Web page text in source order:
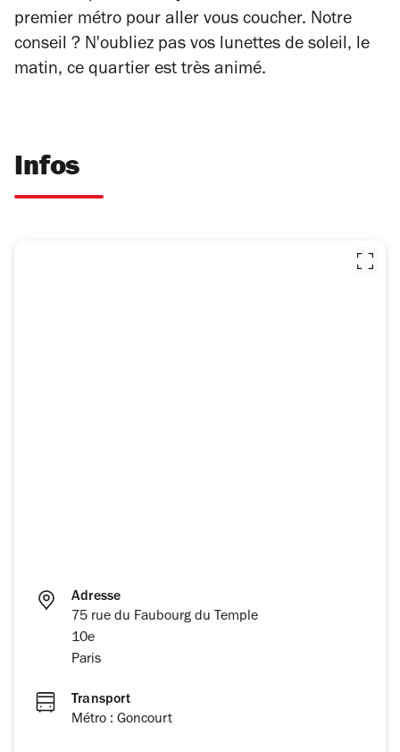
premier métro pour aller vous coucher. Notre
conseil ? N'oubliez pas vos lunettes de soleil, le
matin, ce quartier est très animé.
Infos
Adresse
75 rue du Faubourg du Temple
10e
Paris
Transport
Métro : Goncourt